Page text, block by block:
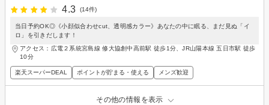
4.3
(14件)
当日予約OK◎《小顔似合わせcut、透明感カラー》あなたの中に眠る、まだ見ぬ「イ
ロ」を引きだします！
アクセス：広電２系統宮島線 修大協創中高前駅 徒歩1分、JR山陽本線 五日市駅 徒歩
10分
楽天スーパーDEAL ポイントが貯まる・使える メンズ歓迎
その他の情報を表示